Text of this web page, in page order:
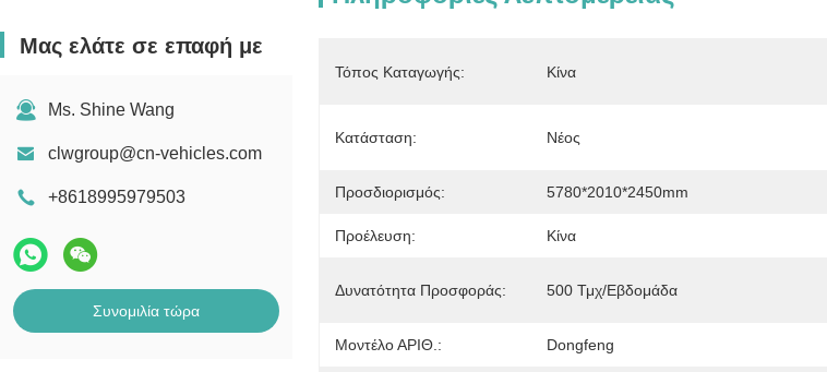
Μας ελάτε σε επαφή με
Ms. Shine Wang
clwgroup@cn-vehicles.com
+8618995979503
Συνομιλία τώρα
Τόπος Καταγωγής: Κίνα
Κατάσταση: Νέος
Προσδιορισμός: 5780*2010*2450mm
Προέλευση: Κίνα
Δυνατότητα Προσφοράς: 500 Τμχ/εβδομάδα
Μοντέλο ΑΡΙΘ.: Dongfeng